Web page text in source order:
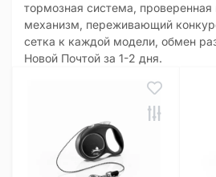
тормозная система,
механизм, переживающий
сетка к каждой модели, обмен
Новой Почтой за 1-2 дня.